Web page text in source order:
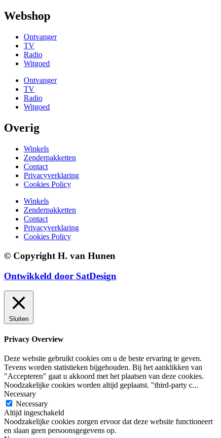
Webshop
Ontvanger
TV
Radio
Witgoed
Ontvanger
TV
Radio
Witgoed
Overig
Winkels
Zenderpakketten
Contact
Privacyverklaring
Cookies Policy
Winkels
Zenderpakketten
Contact
Privacyverklaring
Cookies Policy
© Copyright H. van Hunen
Ontwikkeld door SatDesign
Sluiten
Privacy Overview
Deze website gebruikt cookies om u de beste ervaring te geven.
Tevens worden statistieken bijgehouden. Bij het aanklikken van
"Accepteren" gaat u akkoord met het plaatsen van deze cookies.
Noodzakelijke cookies worden altijd geplaatst. "third-party c...
Necessary
Necessary
Altijd ingeschakeld
Noodzakelijke cookies zorgen ervoor dat deze website functioneert
en slaan geen persoonsgegevens op.